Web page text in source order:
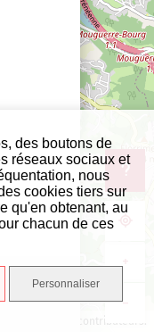
des boutons de
réseaux sociaux et
nous
cookies tiers sur
qu'en obtenant, au
chacun de ces
Personnaliser
+
−
contributeurs.